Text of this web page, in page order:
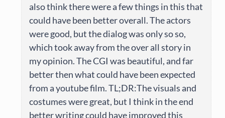
also think there were a few things in this that
could have been better overall. The actors
were good, but the dialog was only so so,
which took away from the over all story in
my opinion. The CGI was beautiful, and far
better then what could have been expected
from a youtube film. TL;DR:The visuals and
costumes were great, but I think in the end
better writing could have improved this